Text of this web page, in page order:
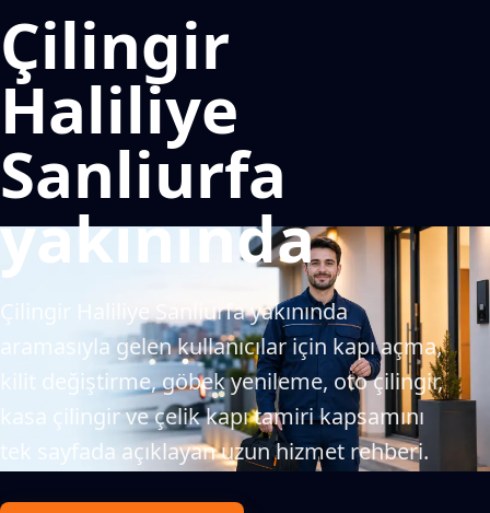
Çilingir
Haliliye
Sanliurfa
yakınında
Çilingir Haliliye Sanliurfa yakınında
aramasıyla gelen kullanıcılar için kapı açma,
kilit değiştirme, göbek yenileme, oto çilingir,
kasa çilingir ve çelik kapı tamiri kapsamını
tek sayfada açıklayan uzun hizmet rehberi.